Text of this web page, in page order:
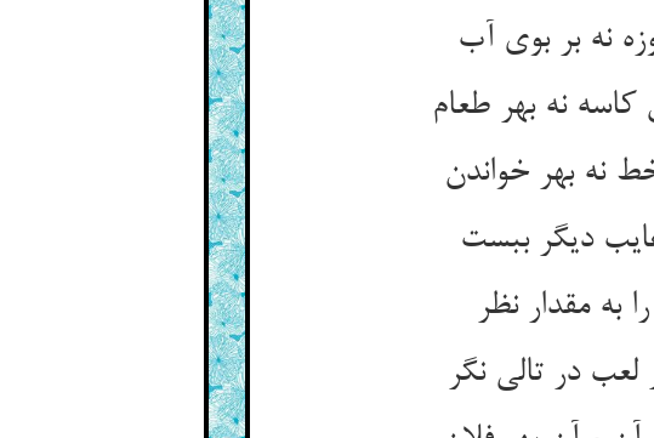
نه بر بوی آب
نه بهر طعام
نه بهر خواندن
دیگر ببست
مقدار نظر
در تالی نگر